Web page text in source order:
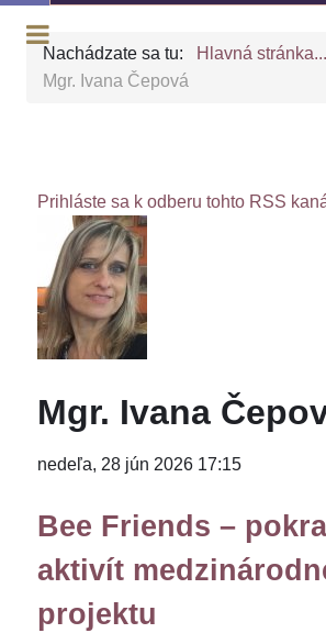
Nachádzate sa tu: Hlavná stránka...
Mgr. Ivana Čepová
Prihláste sa k odberu tohto RSS
Mgr. Ivana
nedeľa, 28 jún 2026 17:15
Bee Friends –
aktivít
projektu